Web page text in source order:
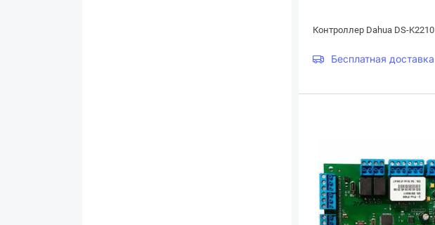
Контроллер Dahua DS-K2210
Бесплатная доставка